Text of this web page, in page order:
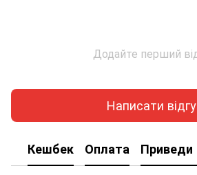
Додайте перший
Написати
Кешбек Оплата Приведи